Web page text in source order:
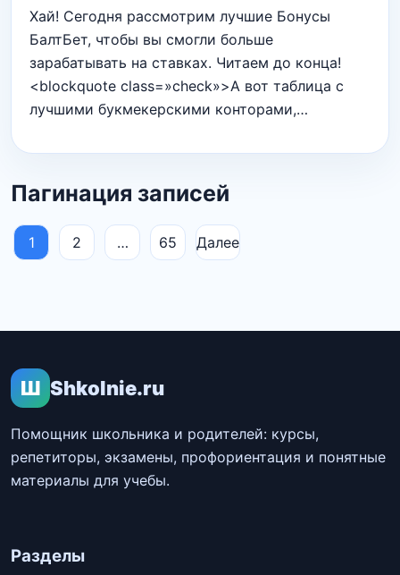
Хай! Сегодня рассмотрим лучшие Бонусы
БалтБет, чтобы вы смогли больше
зарабатывать на ставках. Читаем до конца!
<blockquote class=»check»>А вот таблица с
лучшими букмекерскими конторами,…
Пагинация записей
1 2 … 65 Далее
Ш Shkolnie.ru
Помощник школьника и родителей: курсы,
репетиторы, экзамены, профориентация и понятные
материалы для учебы.
Разделы